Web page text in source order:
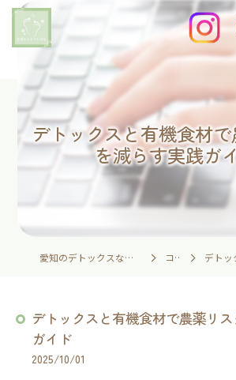
デトックスと有機食材
を減らす実践ガ
愛知のデトックスなら足湯とイネイトの家 コラム デトックス
デトックスと有機食材で農薬リ
ガイド
2025/10/01